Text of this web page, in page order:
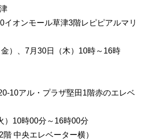
イオンモール草津3階レピピアルマリ
）、7月30日（木）10時～16時
10アル・プラザ堅田1階赤のエレベ
）10時00分～16時00分
階 中央エレベーター横）